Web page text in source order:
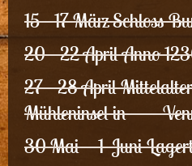
15 - 17 März Schloss
20 - 22 April Anno
27 - 28 April
Mühleninsel in
30 Mai - 1 Juni